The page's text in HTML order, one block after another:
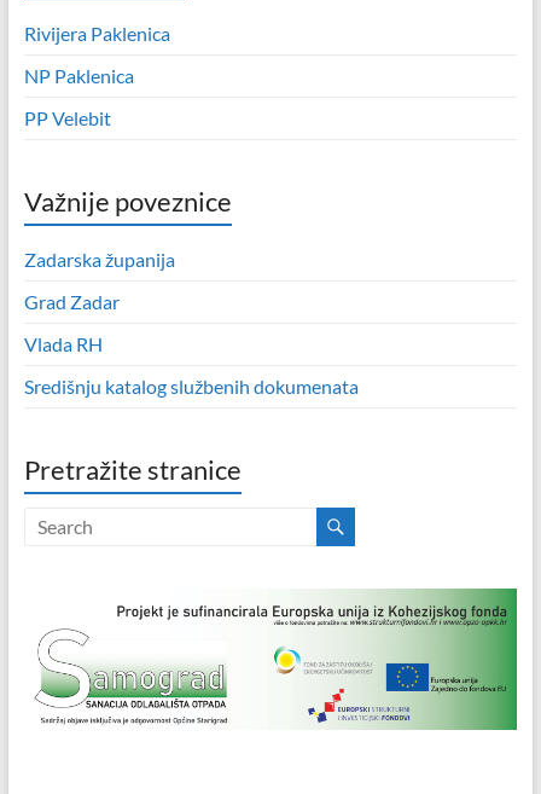
Rivijera Paklenica
NP Paklenica
PP Velebit
Važnije poveznice
Zadarska županija
Grad Zadar
Vlada RH
Središnju katalog službenih dokumenata
Pretražite stranice